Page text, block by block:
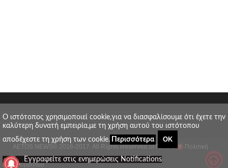
AETOS NEWS © 2016-2017. All Rights Reserved.SITE MAP Πολιτική
απορρήτου
O ιστότοπος χρησιμοποιεί cookie,για να διασφαλίσουμε ότι έχετε την
καλύτερη δυνατή εμπειρία,με τη χρήση αυτού του ιστότοπου
αποδέχεστε τη χρήση των cookie.
Περισσότερα ΟΚ
_ Εγγραφείτε στις ενημερώσεις Notifications